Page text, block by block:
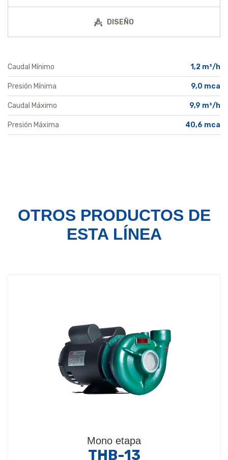
DISEÑO
Caudal Mínimo 1,2 m³/h
Presión Mínima 9,0 mca
Caudal Máximo 9,9 m³/h
Presión Máxima 40,6 mca
OTROS PRODUCTOS DE
ESTA LÍNEA
Mono etapa
THB-13